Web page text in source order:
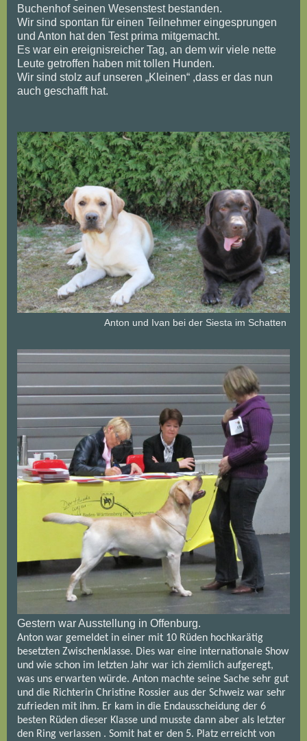
Buchenhof seinen Wesenstest bestanden.
Wir sind spontan für einen Teilnehmer eingesprungen
und Anton hat den Test prima mitgemacht.
Es war ein ereignisreicher Tag, an dem wir viele nette
Leute getroffen haben mit tollen Hunden.
Wir sind stolz auf unseren „Kleinen“ ,dass er das nun
auch geschafft hat.
Anton und Ivan bei der Siesta im Schatten
Gestern war Ausstellung in Offenburg.
Anton war gemeldet in einer mit 10 Rüden hochkarätig
besetzten Zwischenklasse. Dies war eine internationale Show
und wie schon im letzten Jahr war ich ziemlich aufgeregt,
was uns erwarten würde. Anton machte seine Sache sehr gut
und die Richterin Christine Rossier aus der Schweiz war sehr
zufrieden mit ihm. Er kam in die Endausscheidung der 6
besten Rüden dieser Klasse und musste dann aber als letzter
den Ring verlassen . Somit hat er den 5. Platz erreicht von